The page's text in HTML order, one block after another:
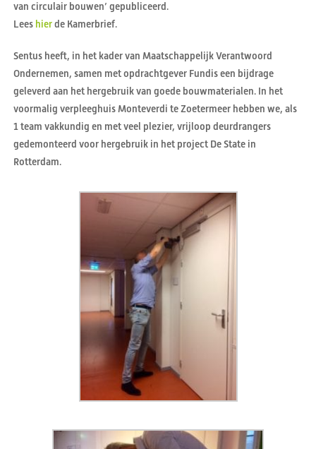
van circulair bouwen’ gepubliceerd.
Lees hierde Kamerbrief.
Sentus heeft, in het kader van Maatschappelijk Verantwoord
Ondernemen, samen met opdrachtgever Fundis een bijdrage
geleverd aan het hergebruik van goede bouwmaterialen. In het
voormalig verpleeghuis Monteverdi te Zoetermeer hebben we, als
1 team vakkundig en met veel plezier, vrijloop deurdrangers
gedemonteerd voor hergebruik in het project De State in
Rotterdam.